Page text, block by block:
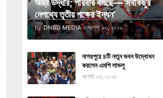
অস্ত্র উদ্ধার; পরিবার বলছে—‘সবকিছুর
নেপথ্যে তৃতীয় পক্ষের ইন্ধন’
by DNBD MEDIA - আগস্ট ০৩, ২০২৬
নাগরপুরে ৪টি নতুন ভবন উদ্বোধন
করলেন এমপি লাভলু
আগস্ট ০৩, ২০২৬